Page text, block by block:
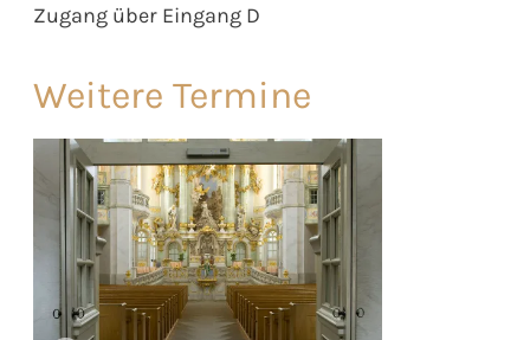
Zugang über Eingang D
Weitere Termine